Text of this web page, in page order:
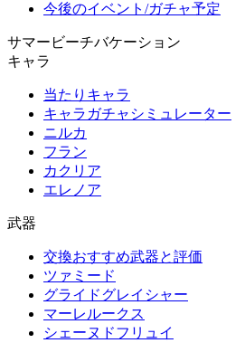
今後のイベント/ガチャ予定
サマービーチバケーション
キャラ
当たりキャラ
キャラガチャシミュレーター
ニルカ
フラン
カクリア
エレノア
武器
交換おすすめ武器と評価
ツァミード
グライドグレイシャー
マーレルークス
シェーヌドフリュイ